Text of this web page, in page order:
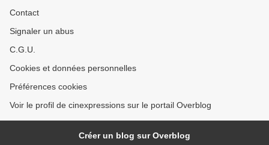
Contact
Signaler un abus
C.G.U.
Cookies et données personnelles
Préférences cookies
Voir le profil de cinexpressions sur le portail Overblog
Créer un blog sur Overblog